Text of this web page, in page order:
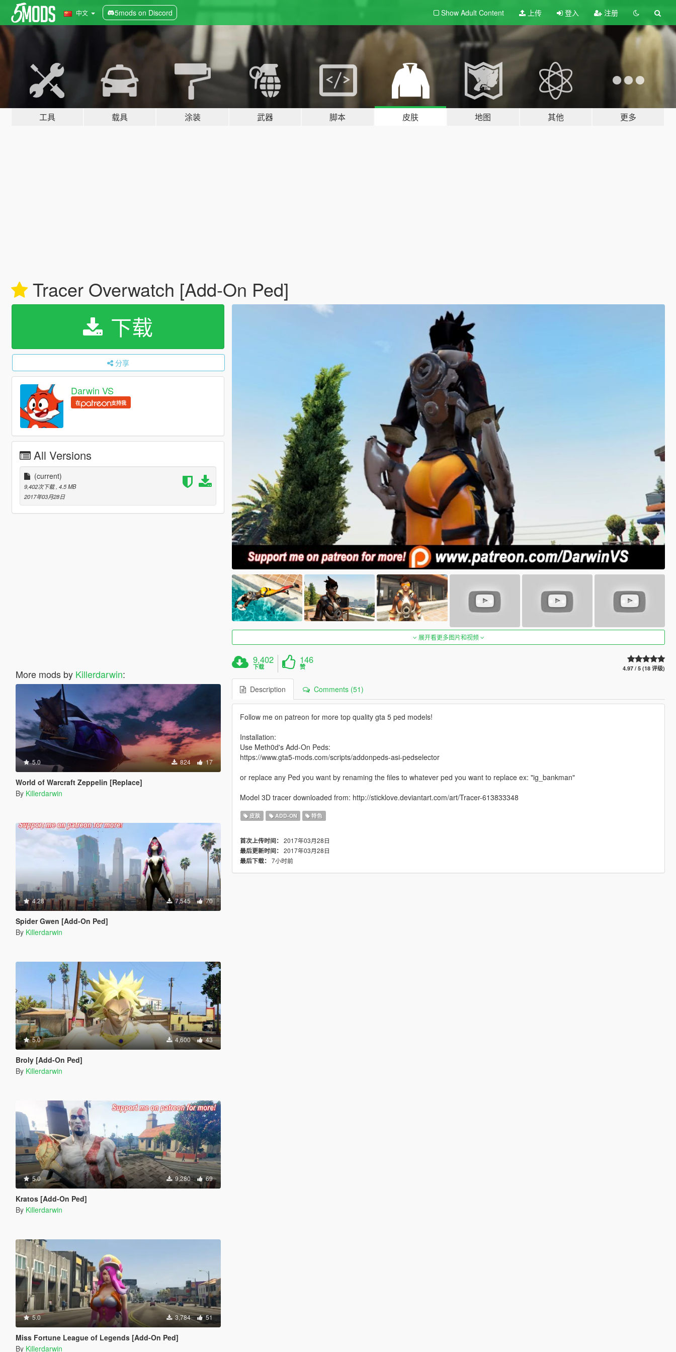
中文 5mods on Discord Show Adult Content 上传 登入 注册
工具 载具 涂装 武器 脚本 皮肤 地图 其他 更多
Tracer Overwatch [Add-On Ped]
下载
分享
Darwin VS
在 支持我
All Versions
(current)
9,402次下载 , 4.5 MB
2017年03月28日
More mods by Killerdarwin:
5.0 824 17
World of Warcraft Zeppelin [Replace]
By Killerdarwin
4.28 7,545 70
Spider Gwen [Add-On Ped]
By Killerdarwin
5.0 4,600 43
Broly [Add-On Ped]
By Killerdarwin
5.0 9,280 69
Kratos [Add-On Ped]
By Killerdarwin
5.0 3,784 51
Miss Fortune League of Legends [Add-On Ped]
By Killerdarwin
展开看更多图片和视频
9,402
下载
146
赞 4.97 / 5 (18 评级)
Description Comments (51)
Follow me on patreon for more top quality gta 5 ped models!
Installation:
Use Meth0d's Add-On Peds:
https://www.gta5-mods.com/scripts/addonpeds-asi-pedselector
or replace any Ped you want by renaming the files to whatever ped you want to replace ex: "ig_bankman"
Model 3D tracer downloaded from: http://sticklove.deviantart.com/art/Tracer-613833348
皮肤 ADD-ON 特色
首次上传时间： 2017年03月28日
最后更新时间： 2017年03月28日
最后下载： 7小时前